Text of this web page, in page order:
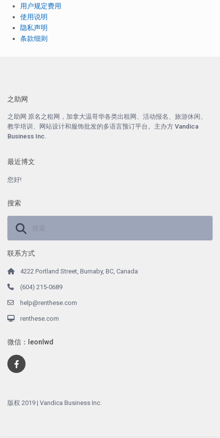
用户规定费用
使用说明
隐私声明
条款细则
之助网
之助网 原名之租网，加拿大温哥华各类出租网、活动报名、旅游休闲、
教学培训、网站设计和服饰批发的多语言预订平台。主办方Vandica
Business Inc.
最近博文
您好!
搜索
联系方式
4222 Portland Street, Burnaby, BC, Canada
(604) 215-0689
help@renthese.com
renthese.com
微信：leonlwd
版权 2019 | Vandica Business Inc.